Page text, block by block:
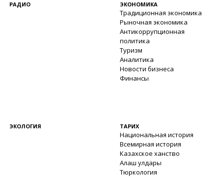
РАДИО ЭКОНОМИКА
Традиционная экономика
Рыночная экономика
Антикоррупционная
политика
Туризм
Аналитика
Новости бизнеса
Финансы
ЭКОЛОГИЯ ТАРИХ
Национальная история
Всемирная история
Казахское ханство
Алаш улдары
Тюркология